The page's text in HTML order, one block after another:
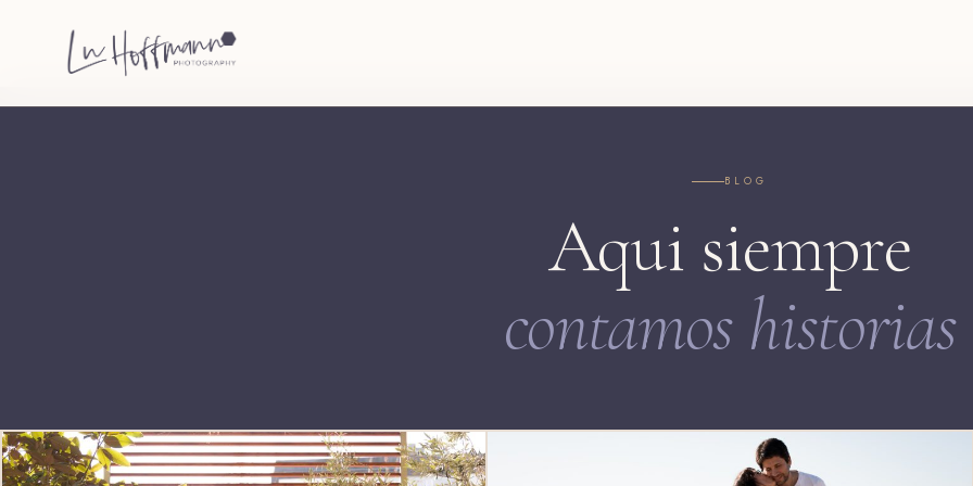
BLOG
Aqui siempre
contamos historias